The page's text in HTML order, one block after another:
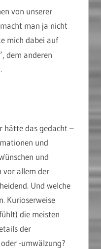
von unserer
man ja nicht
mich dabei auf
dem anderen
hätte das gedacht –
und
und
vor allem der
Und welche
Kurioserweise
die meisten
der
-umwälzung?